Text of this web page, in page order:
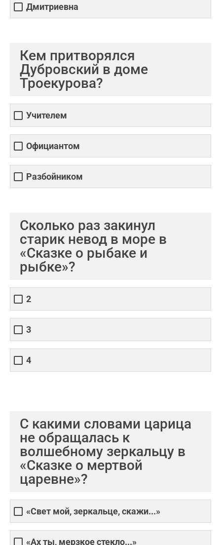
Дмитриевна
Кем притворялся
Дубровский в доме
Троекурова?
Учителем
Официантом
Разбойником
Сколько раз закинул
старик невод в море в
«Сказке о рыбаке и
рыбке»?
2
3
4
С какими словами царица
не обращалась к
волшебному зеркальцу в
«Сказке о мертвой
царевне»?
«Свет мой, зеркальце, скажи...»
«Ах ты, мерзкое стекло...»